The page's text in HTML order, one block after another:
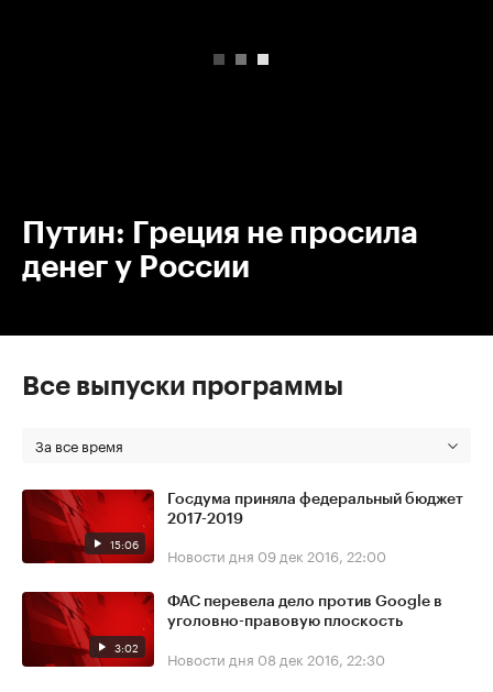
Путин: Греция не просила
денег у России
Все выпуски программы
За все время
15:06
Госдума приняла федеральный бюджет
2017-2019
Новости дня 09 дек 2016, 22:00
3:02
ФАС перевела дело против Google в
уголовно-правовую плоскость
Новости дня 08 дек 2016, 22:30